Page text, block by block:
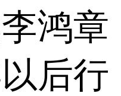
鸿章
后行